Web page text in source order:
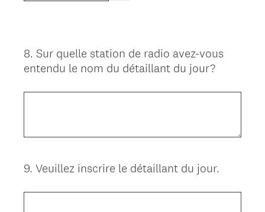
Question
Title
8. Sur quelle station de radio avez-vous
entendu le nom du détaillant du jour?
Question
9. Veuillez inscrire le détaillant du jour.